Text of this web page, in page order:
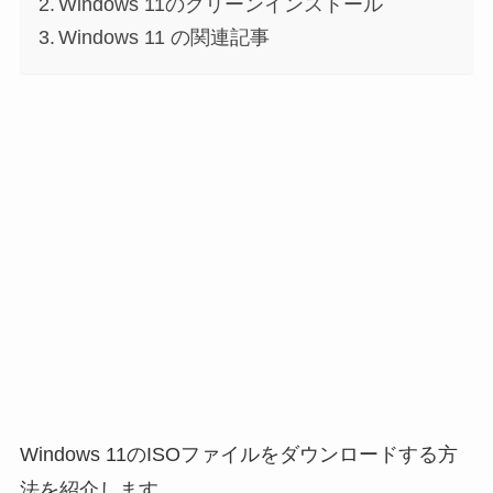
Windows 11 の関連記事
Windows 11のISOファイルをダウンロードする方